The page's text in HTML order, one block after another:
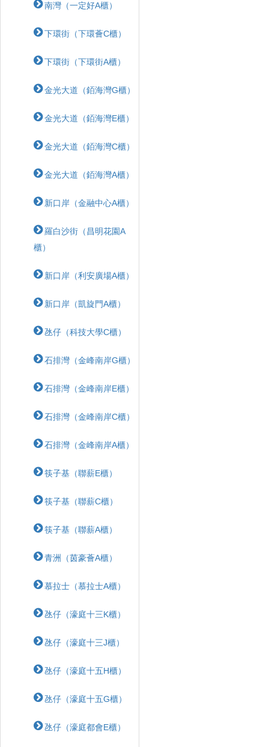
南灣（一定好A櫃）
下環街（下環薈C櫃）
下環街（下環街A櫃）
金光大道（銆海灣G櫃）
金光大道（銆海灣E櫃）
金光大道（銆海灣C櫃）
金光大道（銆海灣A櫃）
新口岸（金融中心A櫃）
羅白沙街（昌明花園A
櫃）
新口岸（利安廣場A櫃）
新口岸（凱旋門A櫃）
氹仔（科技大學C櫃）
石排灣（金峰南岸G櫃）
石排灣（金峰南岸E櫃）
石排灣（金峰南岸C櫃）
石排灣（金峰南岸A櫃）
筷子基（聯薪E櫃）
筷子基（聯薪C櫃）
筷子基（聯薪A櫃）
青洲（茵豪薈A櫃）
慕拉士（慕拉士A櫃）
氹仔（濠庭十三K櫃）
氹仔（濠庭十三J櫃）
氹仔（濠庭十五H櫃）
氹仔（濠庭十五G櫃）
氹仔（濠庭都會E櫃）